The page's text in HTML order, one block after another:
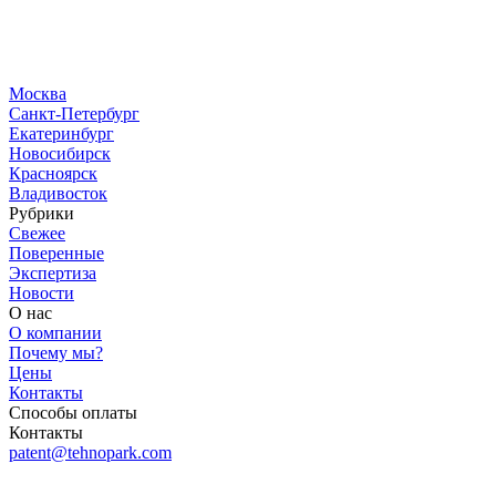
Москва
Санкт-Петербург
Екатеринбург
Новосибирск
Красноярск
Владивосток
Рубрики
Свежее
Поверенные
Экспертиза
Новости
О нас
О компании
Почему мы?
Цены
Контакты
Способы оплаты
Контакты
patent@tehnopark.com